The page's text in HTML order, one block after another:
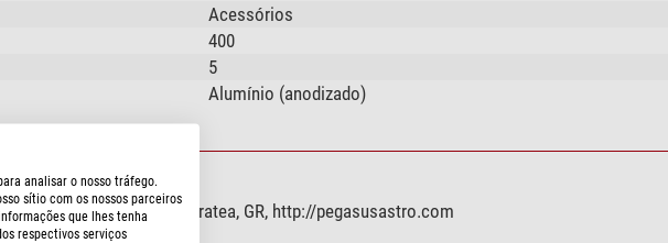
Acessórios
400
5
Alumínio (anodizado)
Kolokotroni 10, 19001 Keratea, GR, http://pegasusastro.com
analisar o nosso tráfego.
sítio com os nossos parceiros
que lhes tenha
respectivos serviços